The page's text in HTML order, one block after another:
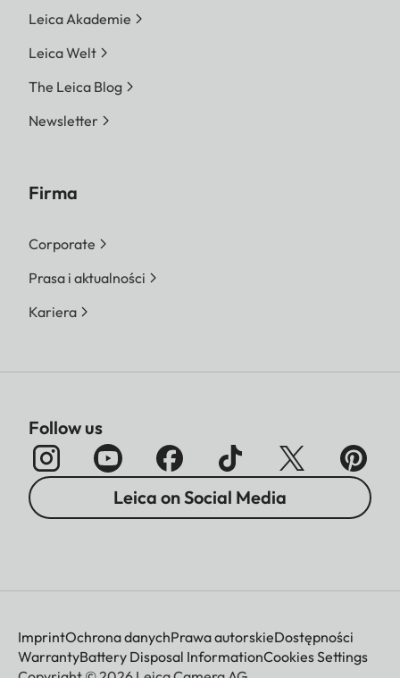
Leica Akademie
Leica Welt
The Leica Blog
Newsletter
Firma
Corporate
Prasa i aktualności
Kariera
Follow us
Leica on Social Media
ImprintOchrona danychPrawa autorskieDostępności
WarrantyBattery Disposal InformationCookies Settings